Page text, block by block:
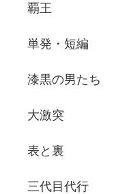
覇王
単発・短編
漆黒の男たち
大激突
表と裏
三代目代行